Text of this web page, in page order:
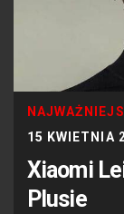
15 KWIETNIA
Xiaomi
Plusie